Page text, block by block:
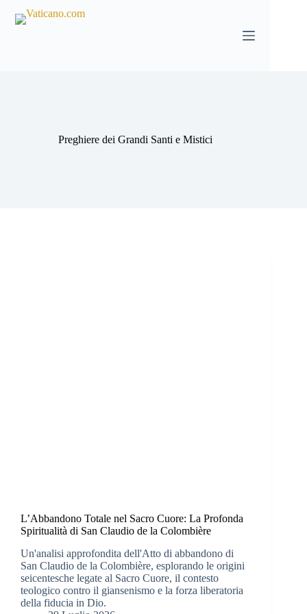
Preghiere dei Grandi Santi e Mistici
L’Abbandono Totale nel Sacro Cuore: La Profonda
Spiritualità di San Claudio de la Colombière
Un'analisi approfondita dell'Atto di abbandono di
San Claudio de la Colombière, esplorando le origini
seicentesche legate al Sacro Cuore, il contesto
teologico contro il giansenismo e la forza liberatoria
della fiducia in Dio.